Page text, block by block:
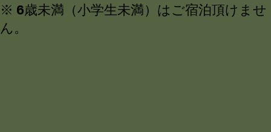
※ 6歳未満（小学生未満）はご宿泊頂けませ
ん。